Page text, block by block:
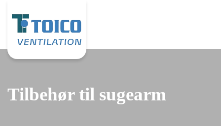
Gå til hovedindhold
Tilbehør til sugearm